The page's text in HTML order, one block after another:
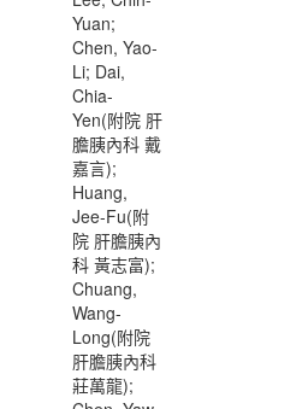
Yuan;
Chen, Yao-
Li; Dai,
Chia-
Yen(附院 肝
膽胰內科 戴
嘉言);
Huang,
Jee-Fu(附
院 肝膽胰內
科 黃志富);
Chuang,
Wang-
Long(附院
肝膽胰內科
莊萬龍);